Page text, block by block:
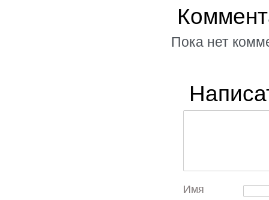
Пока нет
Имя